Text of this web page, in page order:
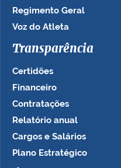
Regimento Geral
Voz do Atleta
Transparência
Certidões
Financeiro
Contratações
Relatório anual
Cargos e Salários
Plano Estratégico